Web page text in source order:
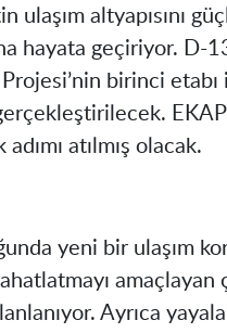
ulaşım altyapısını
hayata geçiriyor. D-
birinci
atılmış olacak.
yeni bir ulaşım
amaçlayan
Ayrıca